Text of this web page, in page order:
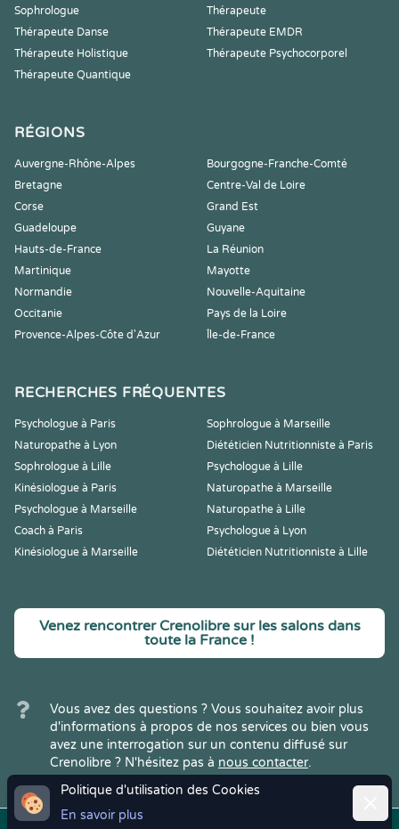
Politique d'utilisation des Cookies
En savoir plus
Sophrologue
Thérapeute
Thérapeute Danse
Thérapeute EMDR
Thérapeute Holistique
Thérapeute Psychocorporel
Thérapeute Quantique
RÉGIONS
Auvergne-Rhône-Alpes
Bourgogne-Franche-Comté
Bretagne
Centre-Val de Loire
Corse
Grand Est
Guadeloupe
Guyane
Hauts-de-France
La Réunion
Martinique
Mayotte
Normandie
Nouvelle-Aquitaine
Occitanie
Pays de la Loire
Provence-Alpes-Côte d'Azur
Île-de-France
RECHERCHES FRÉQUENTES
Psychologue à Paris
Sophrologue à Marseille
Naturopathe à Lyon
Diététicien Nutritionniste à Paris
Sophrologue à Lille
Psychologue à Lille
Kinésiologue à Paris
Naturopathe à Marseille
Psychologue à Marseille
Naturopathe à Lille
Coach à Paris
Psychologue à Lyon
Kinésiologue à Marseille
Diététicien Nutritionniste à Lille
Venez rencontrer Crenolibre sur les salons dans
toute la France !
Vous avez des questions ? Vous souhaitez avoir plus
d'informations à propos de nos services ou bien vous
avez une interrogation sur un contenu diffusé sur
Crenolibre ? N'hésitez pas à nous contacter.